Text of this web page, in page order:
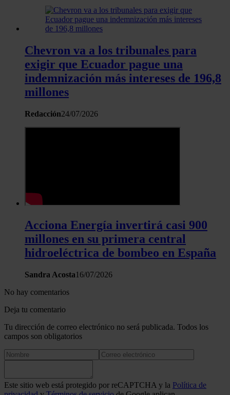
Chevron va a los tribunales para
exigir que Ecuador pague una
indemnización más intereses de 196,8
millones
Redacción24/07/2026
Acciona Energía invertirá casi 900
millones en su primera central
hidroeléctrica de bombeo en España
Sandra Acosta16/07/2026
No hay comentarios
Deja tu comentario
Tu dirección de correo electrónico no será publicada. Todos los
campos son obligatorios
Este sitio web está protegido por reCAPTCHA y la Política de